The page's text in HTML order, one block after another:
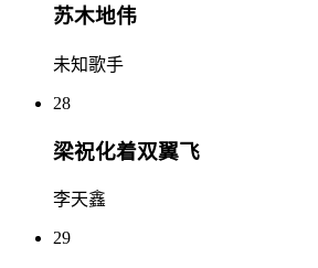
苏木地伟
未知歌手
28
梁祝化着双翼飞
李天鑫
29